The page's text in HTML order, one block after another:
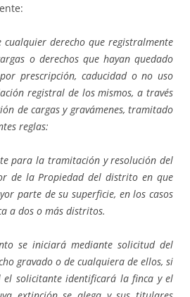
derecho que registralmente
o derechos que hayan quedado
prescripción, caducidad o no uso
registral de los mismos, a través
de cargas y gravámenes, tramitado
reglas:
para la tramitación y resolución del
de la Propiedad del distrito en que
parte de su superficie, en los casos
a dos o más distritos.
se iniciará mediante solicitud del
gravado o de cualquiera de ellos, si
el solicitante identificará la finca y el